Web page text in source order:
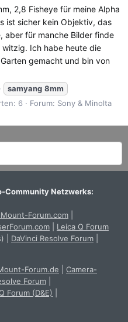
2,8 Fisheye für meine Alpha
ist sicher kein Objektiv, das
aber für manche Bilder finde
Ich habe heute die
gemacht und bin von
samyang 8mm
6 Forum: Sony & Minolta
Community Netzwerks:
Forum.com
Leica Q Forum
DaVinci Resolve Forum
Forum.de
Camera-
Forum
Forum (D&E)